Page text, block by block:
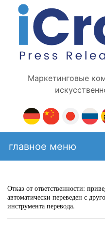
Маркетинговые
главное меню
Отказ от ответственности:
автоматически переведен с
инструмента перевода.